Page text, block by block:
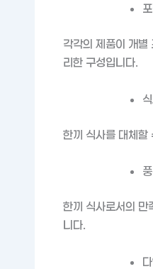
각각의 제품이 개별
리한 구성입니다.
한끼 식사를 대체할
한끼 식사로서의 만
니다.